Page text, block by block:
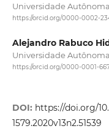
Universidade
https://orcid.org/0000-0002-
Alejandro Rabuco
Universidade
https://orcid.org/0000-0001-
DOI: https://doi.org/
1579.2020v13n2.51539